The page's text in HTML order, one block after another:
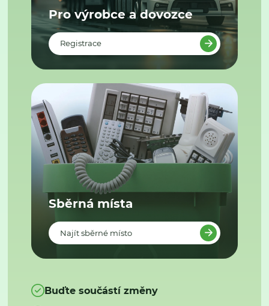
Pro výrobce a dovozce
Registrace
Sběrná místa
Najít sběrné místo
Buďte součástí změny